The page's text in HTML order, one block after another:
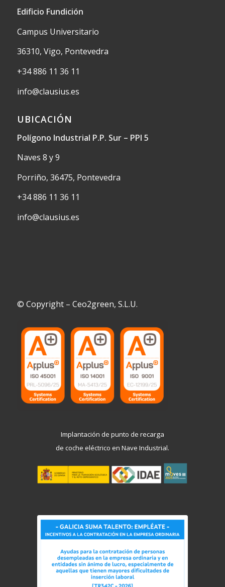
Edificio Fundición
Campus Universitario
36310, Vigo, Pontevedra
+34 886 11 36 11
info@clausius.es
UBICACIÓN
Polígono Industrial P.P. Sur – PPI 5
Naves 8 y 9
Porriño, 36475, Pontevedra
+34 886 11 36 11
info@clausius.es
© Copyright – Ceo2green, S.L.U.
Implantación de punto de recarga
de coche eléctrico en Nave Industrial.